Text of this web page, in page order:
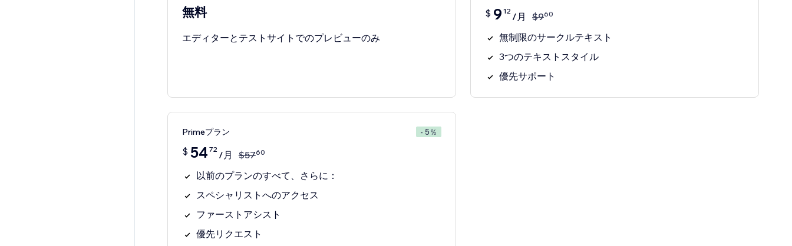
無料
エディターとテストサイトでのプレビューのみ
$ 9 12 /月 $960
無制限のサークルテキスト
3つのテキストスタイル
優先サポート
Primeプラン - 5％
$ 54 72 /月 $5760
以前のプランのすべて、さらに：
スペシャリストへのアクセス
ファーストアシスト
優先リクエスト